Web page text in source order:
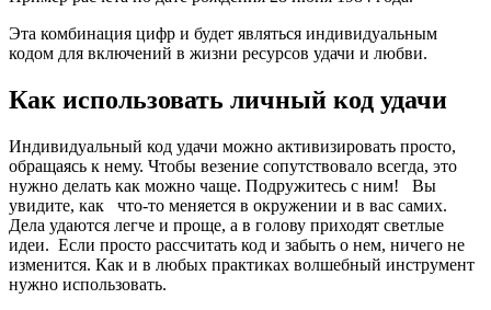
Эта комбинация цифр и будет являться индивидуальным
кодом для включений в жизни ресурсов удачи и любви.
Как использовать личный код удачи
Индивидуальный код удачи можно активизировать просто,
обращаясь к нему. Чтобы везение сопутствовало всегда, это
нужно делать как можно чаще. Подружитесь с ним! Вы
увидите, как что-то меняется в окружении и в вас самих.
Дела удаются легче и проще, а в голову приходят светлые
идеи. Если просто рассчитать код и забыть о нем, ничего не
изменится. Как и в любых практиках волшебный инструмент
нужно использовать.